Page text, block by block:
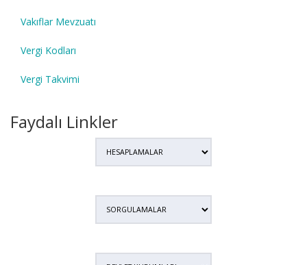
Vakıflar Mevzuatı
Vergi Kodları
Vergi Takvimi
Faydalı Linkler